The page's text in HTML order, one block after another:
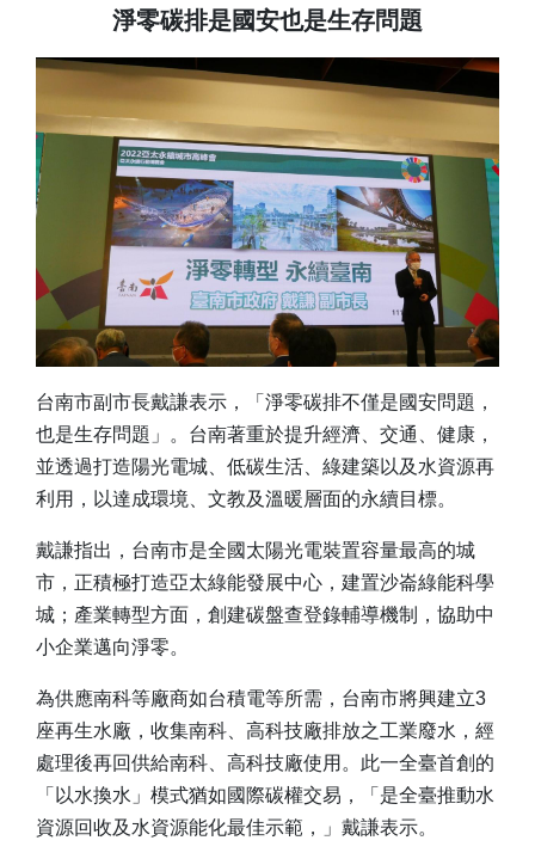
淨零碳排是國安也是生存問題
台南市副市長戴謙表示，「淨零碳排不僅是國安問題，
也是生存問題」。台南著重於提升經濟、交通、健康，
並透過打造陽光電城、低碳生活、綠建築以及水資源再
利用，以達成環境、文教及溫暖層面的永續目標。
戴謙指出，台南市是全國太陽光電裝置容量最高的城
市，正積極打造亞太綠能發展中心，建置沙崙綠能科學
城；產業轉型方面，創建碳盤查登錄輔導機制，協助中
小企業邁向淨零。
為供應南科等廠商如台積電等所需，台南市將興建立3
座再生水廠，收集南科、高科技廠排放之工業廢水，經
處理後再回供給南科、高科技廠使用。此一全臺首創的
「以水換水」模式猶如國際碳權交易，「是全臺推動水
資源回收及水資源能化最佳示範，」戴謙表示。